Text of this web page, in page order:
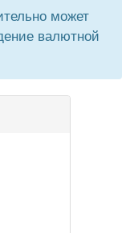
может
валютной